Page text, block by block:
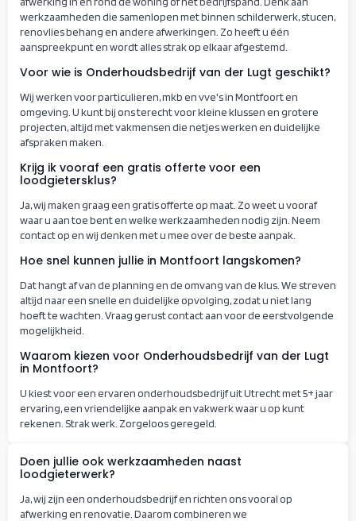
werkzaamheden die samenlopen met binnen schilderwerk, stucen,
renovlies behang en andere afwerkingen. Zo heeft u één
aanspreekpunt en wordt alles strak op elkaar afgestemd.
Voor wie is Onderhoudsbedrijf van der Lugt geschikt?
Wij werken voor particulieren, mkb en vve's in Montfoort en
omgeving. U kunt bij ons terecht voor kleine klussen en grotere
projecten, altijd met vakmensen die netjes werken en duidelijke
afspraken maken.
Krijg ik vooraf een gratis offerte voor een
loodgietersklus?
Ja, wij maken graag een gratis offerte op maat. Zo weet u vooraf
waar u aan toe bent en welke werkzaamheden nodig zijn. Neem
contact op en wij denken met u mee over de beste aanpak.
Hoe snel kunnen jullie in Montfoort langskomen?
Dat hangt af van de planning en de omvang van de klus. We streven
altijd naar een snelle en duidelijke opvolging, zodat u niet lang
hoeft te wachten. Vraag gerust contact aan voor de eerstvolgende
mogelijkheid.
Waarom kiezen voor Onderhoudsbedrijf van der Lugt
in Montfoort?
U kiest voor een ervaren onderhoudsbedrijf uit Utrecht met 5+ jaar
ervaring, een vriendelijke aanpak en vakwerk waar u op kunt
rekenen. Strak werk. Zorgeloos geregeld.
Doen jullie ook werkzaamheden naast
loodgieterwerk?
Ja, wij zijn een onderhoudsbedrijf en richten ons vooral op
afwerking en renovatie. Daarom combineren we